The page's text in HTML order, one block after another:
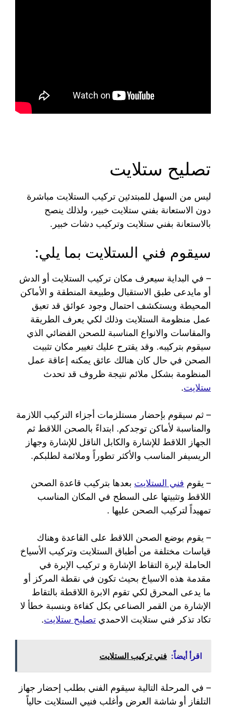
تصليح ستلايت
ليس من السهل للمبتدئين تركيب الستلايت مباشرة
دون الاستعانة بفني ستلايت خبير، ولذلك ينصح
بالاستعانة بفني ستلايت وتركيب دشات خبير.
سيقوم فني الستلايت بما يلي:
– في البداية سيعرف مكان تركيب الستلايت أو الدش
أو مايدعى طبق الاستقبال وطبيعة المنطقة و الأماكن
المحيطة ويستكشف احتمال وجود عوائق قد تعيق
عمل منظومة الستلايت وذلك لكي يعرف الطريقة
والمقاسات والانواع المناسبة للصحن الفضائي الذي
سيقوم بتركيبه. وقد يقترح عليك تغيير مكان تثبيت
الصحن في حال كان هنالك عائق يمكنه إعاقة عمل
المنظومة بشكل ملائم نتيجة ظروف قد تحدث
ستلايت.
– ثم سيقوم بإحضار مستلزمات أجزاء التركيب اللازمة
والمناسبة لأماكن توجدكم. ابتداءً بالصحن اللاقط ثم
الجهاز اللاقط للإشارة والكابل الناقل للإشارة وجهاز
الريسيفر المناسب والأكثر تطوراً وملائمة لطلبكم.
– يقوم فني الستلايت بعدها بتركيب قاعدة الصحن
اللاقط وتثبيتها على السطح في المكان المناسب
تمهيداً لتركيب الصحن عليها .
– يقوم بوضع الصحن اللاقط على القاعدة وهناك
قياسات مختلفة من أطباق الستلايت وتركيب الأسياخ
الحاملة لإبرة التقاط الإشارة و تركيب الإبرة في
مقدمة هذه الاسياخ بحيث تكون في نقطة المركز أو
ما يدعى المحرق لكي تقوم الابرة اللاقطة بالتقاط
الإشارة من القمر الصناعي بكل كفاءة وبنسبة خطأ لا
تكاد تذكر فني ستلايت الاحمدي تصليح ستلايت.
اقرأ أيضاً: فني تركيب الستلايت
– في المرحلة التالية سيقوم الفني بطلب إحضار جهاز
التلفاز أو شاشة العرض وأغلب فنيي الستلايت حالياً